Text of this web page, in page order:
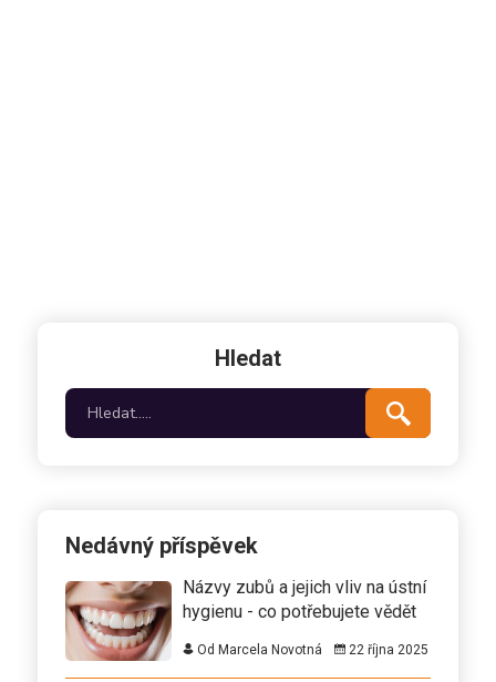
Hledat
Nedávný příspěvek
Názvy zubů a jejich vliv na ústní
hygienu - co potřebujete vědět
Od Marcela Novotná 22 října 2025